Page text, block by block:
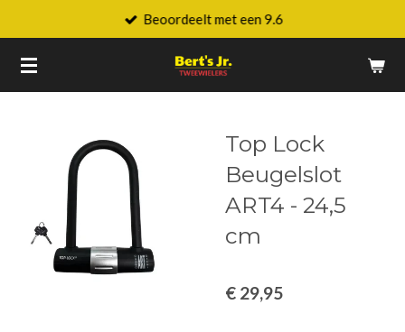
naar
de
Beoordeelt met een 9.6
Top Lock
Beugelslot
ART4 - 24,5
cm
€ 29,95